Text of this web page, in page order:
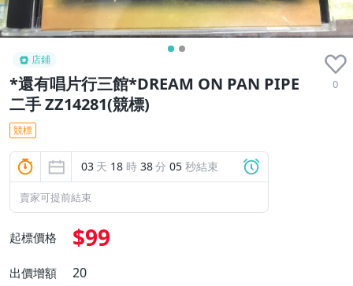
店鋪
*還有唱片行三館*DREAM ON PAN PIPE
二手 ZZ14281(競標)
0
競標
03 天 18 時 38分 04 秒結束
賣家可提前結束
起標價格 $99
出價增額 20